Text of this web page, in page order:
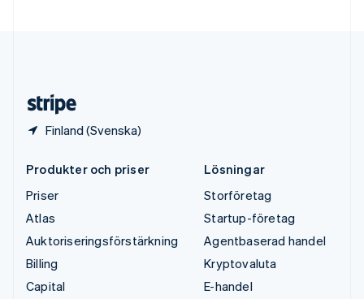
Finland (Svenska)
Produkter och priser
Priser
Atlas
Auktoriseringsförstärkning
Billing
Capital
Lösningar
Storföretag
Startup-företag
Agentbaserad handel
Kryptovaluta
E-handel